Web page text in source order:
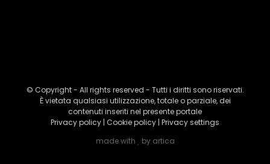
© Copyright - All rights reserved - Tutti i diritti sono riservati.
È vietata qualsiasi utilizzazione, totale o parziale, dei
contenuti inseriti nel presente portale
Privacy policy | Cookie policy | Privacy settings
made with
by artica